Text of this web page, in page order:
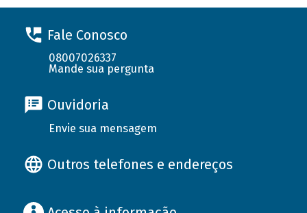
Fale Conosco
08007026337
Mande sua pergunta
Ouvidoria
Envie sua mensagem
Outros telefones e endereços